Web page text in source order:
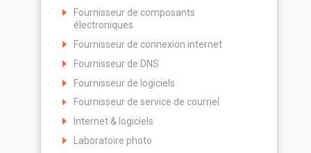
Fournisseur de composants
électroniques
Fournisseur de connexion internet
Fournisseur de DNS
Fournisseur de logiciels
Fournisseur de service de courriel
Internet & logiciels
Laboratoire photo